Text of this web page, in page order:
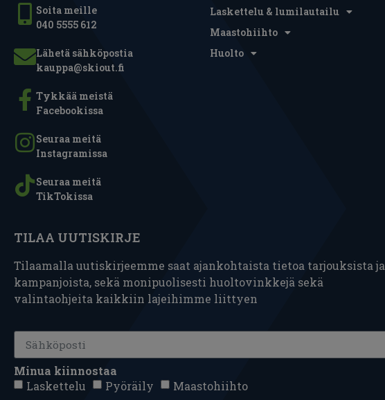
Soita meille
040 5555 612
Lähetä sähköpostia
kauppa@skiout.fi
Tykkää meistä
Facebookissa
Seuraa meitä
Instagramissa
Seuraa meitä
TikTokissa
Laskettelu & lumilautailu
Maastohiihto
Huolto
TILAA UUTISKIRJE
Tilaamalla uutiskirjeemme saat ajankohtaista tietoa tarjouksista ja
kampanjoista, sekä monipuolisesti huoltovinkkejä sekä
valintaohjeita kaikkiin lajeihimme liittyen
Minua kiinnostaa
Laskettelu
Pyöräily Maastohiihto